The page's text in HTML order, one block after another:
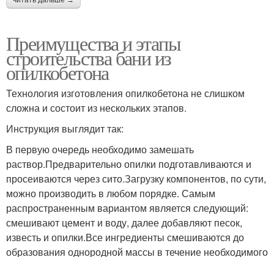
Преимущества и этапы
строительства бани из
опилкобетона
Технология изготовления опилкобетона не слишком
сложна и состоит из нескольких этапов.
Инструкция выглядит так:
В первую очередь необходимо замешать
раствор.Предварительно опилки подготавливаются и
просеиваются через сито.Загрузку компонентов, по сути,
можно производить в любом порядке. Самым
распространенным вариантом является следующий:
смешивают цемент и воду, далее добавляют песок,
известь и опилки.Все ингредиенты смешиваются до
образования однородной массы в течение необходимого